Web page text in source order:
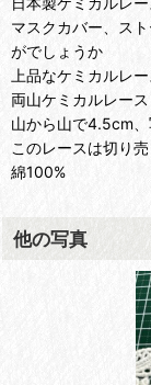
マスクカバー、ス
がでしょうか
上品なケミカルレ
両山ケミカルレース
山から山で4.5cm
このレースは切り売
綿100%
他の写真